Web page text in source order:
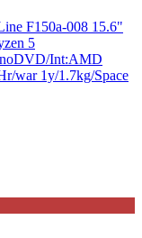
F150a-008 15.6"
5
noDVD/Int:AMD
war 1y/1.7kg/Space